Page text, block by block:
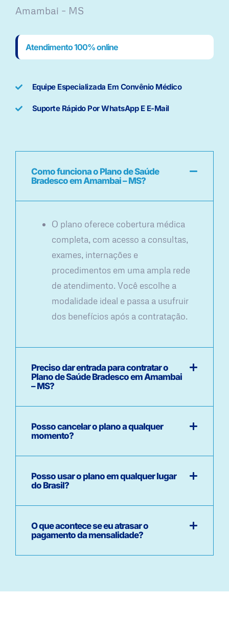
Amambai – MS
Atendimento 100% online
Equipe Especializada Em Convênio Médico
Suporte Rápido Por WhatsApp E E-Mail
Como funciona o Plano de Saúde
Bradesco em Amambai – MS?
O plano oferece cobertura médica
completa, com acesso a consultas,
exames, internações e
procedimentos em uma ampla rede
de atendimento. Você escolhe a
modalidade ideal e passa a usufruir
dos benefícios após a contratação.
Preciso dar entrada para contratar o
Plano de Saúde Bradesco em Amambai
– MS?
Posso cancelar o plano a qualquer
momento?
Posso usar o plano em qualquer lugar
do Brasil?
O que acontece se eu atrasar o
pagamento da mensalidade?